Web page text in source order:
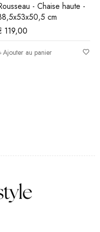
- Chaise haute -
cm
119,00
Ajouter au panier